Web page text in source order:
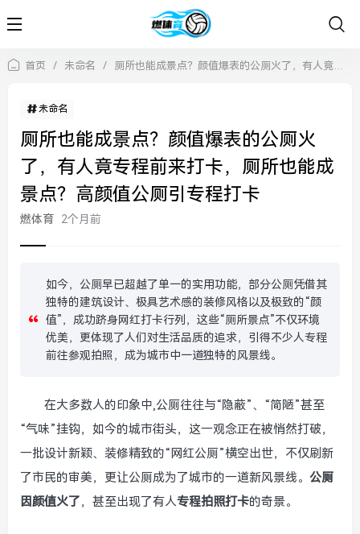
首页 / 未命名 / 厕所也能成景点？颜值爆表的公厕火了，有人竟专程前来打卡，厕所也能成景点？高颜值公厕引专程打卡
未命名
厕所也能成景点？颜值爆表的公厕火
了，有人竟专程前来打卡，厕所也能成
景点？高颜值公厕引专程打卡
燃体育 2个月前
如今，公厕早已超越了单一的实用功能，部分公厕凭借其
独特的建筑设计、极具艺术感的装修风格以及极致的“颜
值”，成功跻身网红打卡行列，这些“厕所景点”不仅环境
优美，更体现了人们对生活品质的追求，引得不少人专程
前往参观拍照，成为城市中一道独特的风景线。
在大多数人的印象中,公厕往往与“隐蔽”、“简陋”甚至
“气味”挂钩，如今的城市街头，这一观念正在被悄然打破，
一批设计新颖、装修精致的“网红公厕”横空出世，不仅刷新
了市民的审美，更让公厕成为了城市的一道新风景线。 公厕
因颜值火了，甚至出现了有人专程拍照打卡的奇景。